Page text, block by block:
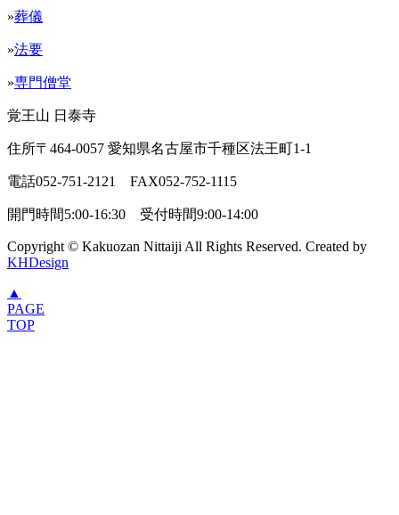
»葬儀
»法要
»専門僧堂
覚王山 日泰寺
住所〒464-0057 愛知県名古屋市千種区法王町1-1
電話052-751-2121 FAX052-752-1115
開門時間5:00-16:30 受付時間9:00-14:00
Copyright © Kakuozan Nittaiji All Rights Reserved. Created by
KHDesign
▲
PAGE
TOP